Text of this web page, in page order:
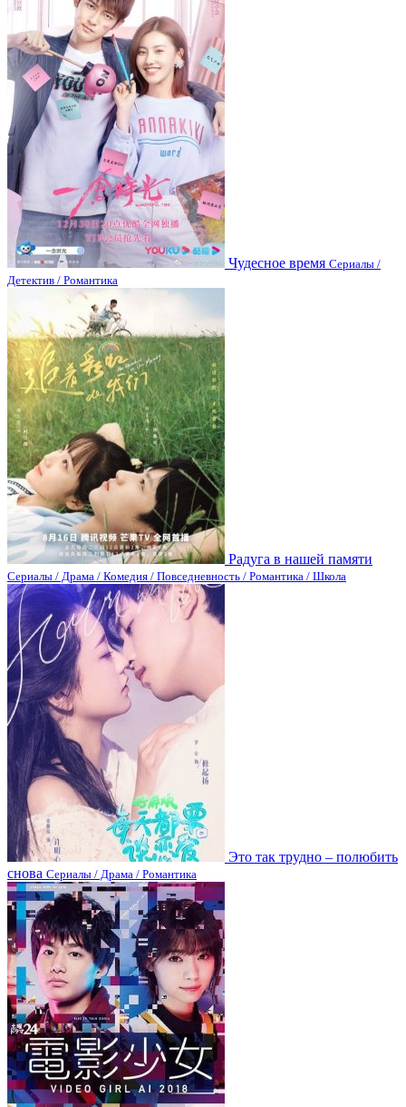
Чудесное время Сериалы /
Детектив / Романтика
Радуга в нашей памяти
Сериалы / Драма / Комедия / Повседневность / Романтика / Школа
Это так трудно – полюбить
снова Сериалы / Драма / Романтика